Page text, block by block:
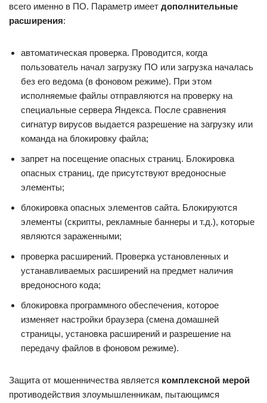
всего именно в ПО. Параметр имеет дополнительные
расширения:
автоматическая проверка. Проводится, когда
пользователь начал загрузку ПО или загрузка началась
без его ведома (в фоновом режиме). При этом
исполняемые файлы отправляются на проверку на
специальные сервера Яндекса. После сравнения
сигнатур вирусов выдается разрешение на загрузку или
команда на блокировку файла;
запрет на посещение опасных страниц. Блокировка
опасных страниц, где присутствуют вредоносные
элементы;
блокировка опасных элементов сайта. Блокируются
элементы (скрипты, рекламные баннеры и т.д.), которые
являются зараженными;
проверка расширений. Проверка установленных и
устанавливаемых расширений на предмет наличия
вредоносного кода;
блокировка программного обеспечения, которое
изменяет настройки браузера (смена домашней
страницы, установка расширений и разрешение на
передачу файлов в фоновом режиме).
Защита от мошенничества является комплексной мерой
противодействия злоумышленникам, пытающимся